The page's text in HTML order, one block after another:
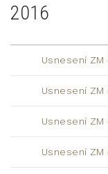
2016
Usnesení ZM
Usnesení ZM
Usnesení ZM
Usnesení ZM